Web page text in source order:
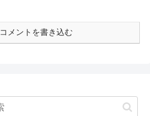
コメントを書き込む